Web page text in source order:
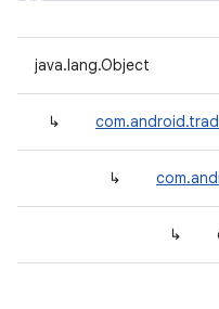
java.lang.Object
↳
↳
↳